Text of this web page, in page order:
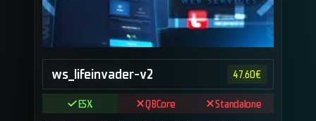
ws_lifeinvader-v2 47.60€
ESX QBCore
Standalone